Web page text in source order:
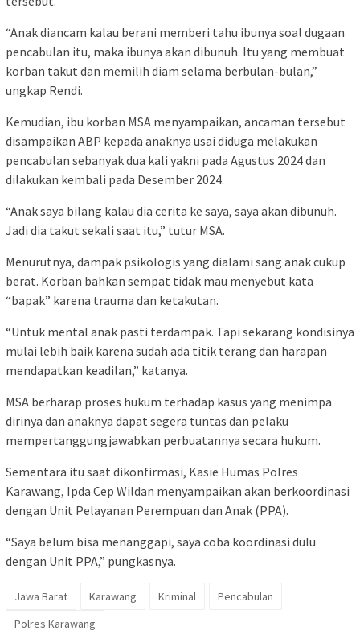
“Anak diancam kalau berani memberi tahu ibunya soal dugaan
pencabulan itu, maka ibunya akan dibunuh. Itu yang membuat
korban takut dan memilih diam selama berbulan-bulan,”
ungkap Rendi.
Kemudian, ibu korban MSA menyampaikan, ancaman tersebut
disampaikan ABP kepada anaknya usai diduga melakukan
pencabulan sebanyak dua kali yakni pada Agustus 2024 dan
dilakukan kembali pada Desember 2024.
“Anak saya bilang kalau dia cerita ke saya, saya akan dibunuh.
Jadi dia takut sekali saat itu,” tutur MSA.
Menurutnya, dampak psikologis yang dialami sang anak cukup
berat. Korban bahkan sempat tidak mau menyebut kata
“bapak” karena trauma dan ketakutan.
“Untuk mental anak pasti terdampak. Tapi sekarang kondisinya
mulai lebih baik karena sudah ada titik terang dan harapan
mendapatkan keadilan,” katanya.
MSA berharap proses hukum terhadap kasus yang menimpa
dirinya dan anaknya dapat segera tuntas dan pelaku
mempertanggungjawabkan perbuatannya secara hukum.
Sementara itu saat dikonfirmasi, Kasie Humas Polres
Karawang, Ipda Cep Wildan menyampaikan akan berkoordinasi
dengan Unit Pelayanan Perempuan dan Anak (PPA).
“Saya belum bisa menanggapi, saya coba koordinasi dulu
dengan Unit PPA,” pungkasnya.
Jawa Barat Karawang Kriminal
Pencabulan
Polres Karawang